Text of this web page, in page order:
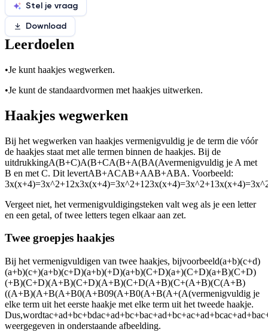
Stel je vraag
Download
Leerdoelen
•Je kunt haakjes wegwerken.
•Je kunt de standaardvormen met haakjes uitwerken.
Haakjes wegwerken
Bij het wegwerken van haakjes vermenigvuldig je de term die vóór
de haakjes staat met alle termen binnen de haakjes. Bij de
uitdrukkingA(B+C)A(B+CA(B+A(BA(Avermenigvuldig je A met
B en met C. Dit levertAB+ACAB+AAB+ABA. Voorbeeld:
Vergeet niet, het vermenigvuldigingsteken valt weg als je een letter
en een getal, of twee letters tegen elkaar aan zet.
Twee groepjes haakjes
Bij het vermenigvuldigen van twee haakjes, bijvoorbeeld(a+b)(c+d)
(a+b)(c+)(a+b)(c+D)(a+b)(+D)(a+b)(C+D)(a+)(C+D)(a+B)(C+D)
(+B)(C+D)(A+B)(C+D)(A+B)(C+D(A+B)(C+(A+B)(C(A+B)
((A+B)(A+B(A+B0(A+B09(A+B0(A+B(A+(A(vermenigvuldig je
elke term uit het eerste haakje met elke term uit het tweede haakje.
Dus,⁣wordt
weergegeven in onderstaande afbeelding.